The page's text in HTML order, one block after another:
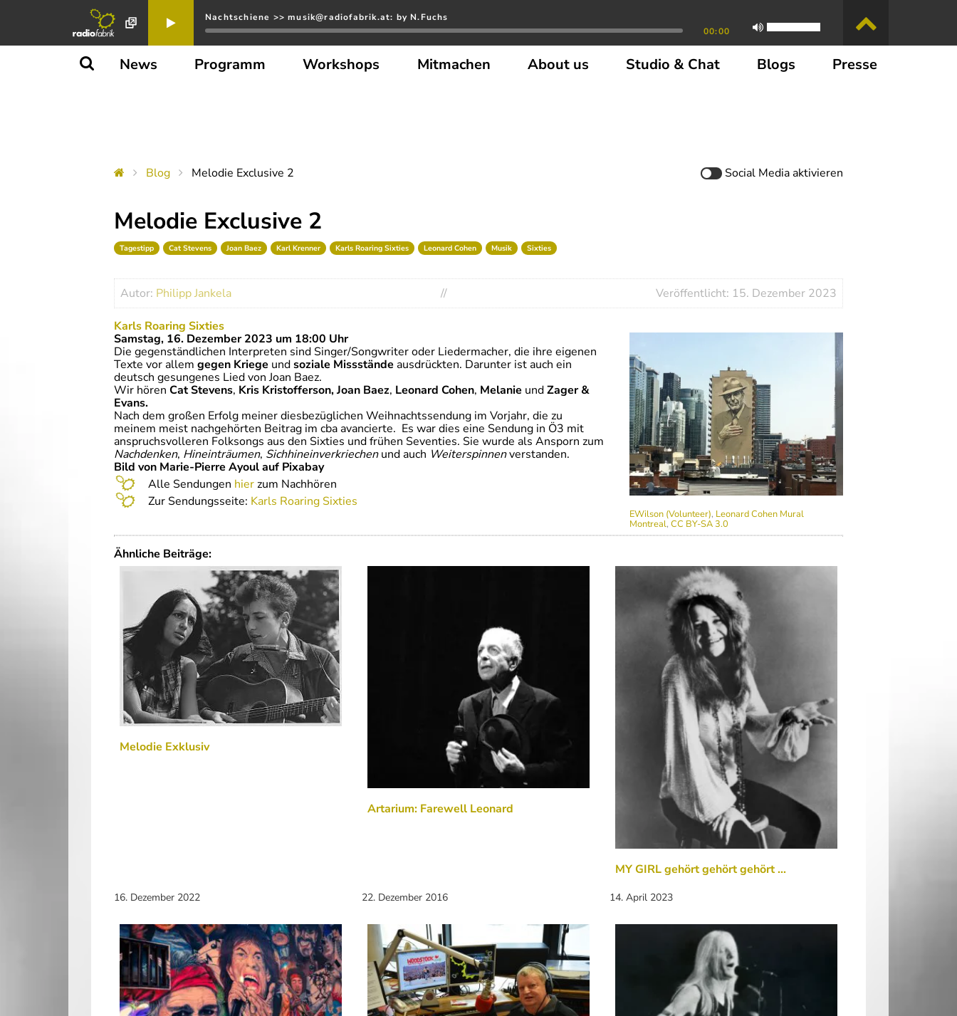
Nachtschiene >> musik@radiofabrik.at: by N.Fuchs
00:00
News Programm Workshops Mitmachen About us Studio & Chat Blogs Presse
Blog Melodie Exclusive 2 Social Mediaaktivieren
Melodie Exclusive 2
Tagestipp Cat Stevens Joan Baez Karl Krenner Karls Roaring Sixties Leonard Cohen Musik Sixties
Autor: Philipp Jankela // Veröffentlicht: 15. Dezember 2023
Karls Roaring Sixties
EWilson (Volunteer), Leonard Cohen Mural
Montreal, CC BY-SA 3.0
Samstag, 16. Dezember 2023 um 18:00 Uhr
Die gegenständlichen Interpreten sind Singer/Songwriter oder Liedermacher, die ihre eigenen
Texte vor allem gegen Kriege undsoziale Missstände ausdrückten. Darunter ist auch ein
deutsch gesungenes Lied von Joan Baez.
Wir hören Cat Stevens, Kris Kristofferson,Joan Baez, Leonard Cohen, Melanie undZager &
Evans.
Nach dem großen Erfolg meiner diesbezüglichen Weihnachtssendung im Vorjahr, die zu
meinem meist nachgehörten Beitrag im cba avancierte. Es war dies eine Sendung in Ö3 mit
anspruchsvolleren Folksongs aus den Sixties und frühen Seventies. Sie wurde als Ansporn zum
Nachdenken, Hineinträumen, Sichhineinverkriechenund auch Weiterspinnenverstanden.
Bild von Marie-Pierre Ayoul auf Pixabay
Alle Sendungen hierzum Nachhören
Zur Sendungsseite: Karls Roaring Sixties
Ähnliche Beiträge:
Melodie Exklusiv
16. Dezember 2022
Artarium: Farewell Leonard
22. Dezember 2016
MY GIRL gehört gehört gehört ...
14. April 2023